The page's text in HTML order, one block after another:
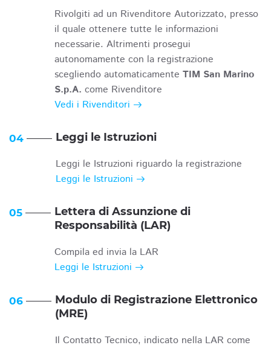
Rivolgiti ad un Rivenditore Autorizzato, presso
il quale ottenere tutte le informazioni
necessarie. Altrimenti prosegui
autonomamente con la registrazione
scegliendo automaticamente TIM San Marino
S.p.A. come Rivenditore
Vedi i Rivenditori
04 Leggi le Istruzioni
Leggi le Istruzioni riguardo la registrazione
Leggi le Istruzioni
05
Lettera di Assunzione di
Responsabilità (LAR)
Compila ed invia la LAR
Leggi le Istruzioni
06
Modulo di Registrazione Elettronico
(MRE)
Il Contatto Tecnico, indicato nella LAR come